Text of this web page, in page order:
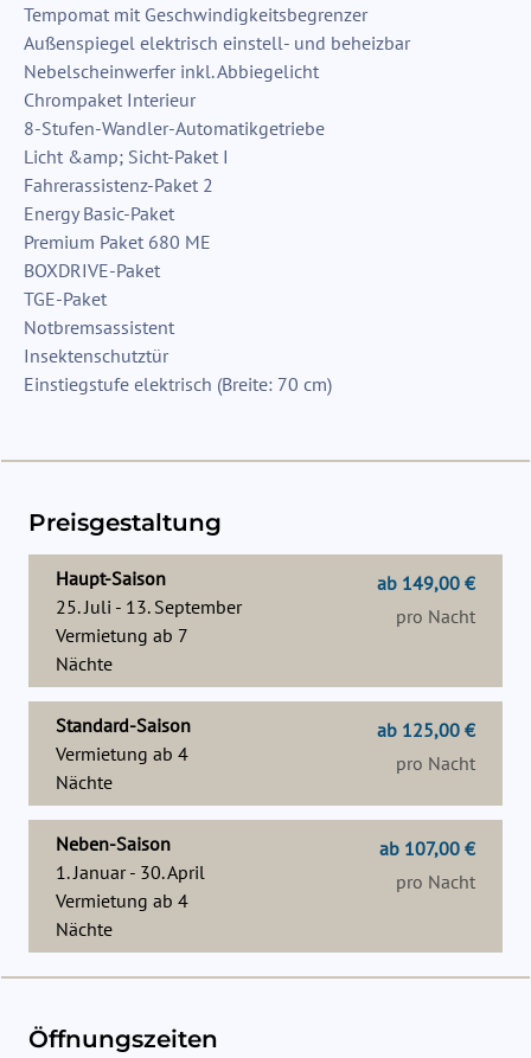
Tempomat mit Geschwindigkeitsbegrenzer
Außenspiegel elektrisch einstell- und beheizbar
Nebelscheinwerfer inkl. Abbiegelicht
Chrompaket Interieur
8-Stufen-Wandler-Automatikgetriebe
Licht &amp; Sicht-Paket I
Fahrerassistenz-Paket 2
Energy Basic-Paket
Premium Paket 680 ME
BOXDRIVE-Paket
TGE-Paket
Notbremsassistent
Insektenschutztür
Einstiegstufe elektrisch (Breite: 70 cm)
Preisgestaltung
Haupt-Saison
25. Juli - 13. September
Vermietung ab 7
Nächte
ab 149,00 €
pro Nacht
Standard-Saison
Vermietung ab 4
Nächte
ab 125,00 €
pro Nacht
Neben-Saison
1. Januar - 30. April
Vermietung ab 4
Nächte
ab 107,00 €
pro Nacht
Öffnungszeiten